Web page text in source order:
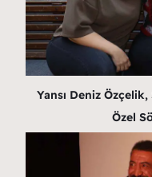
Yansı Deniz
Özel